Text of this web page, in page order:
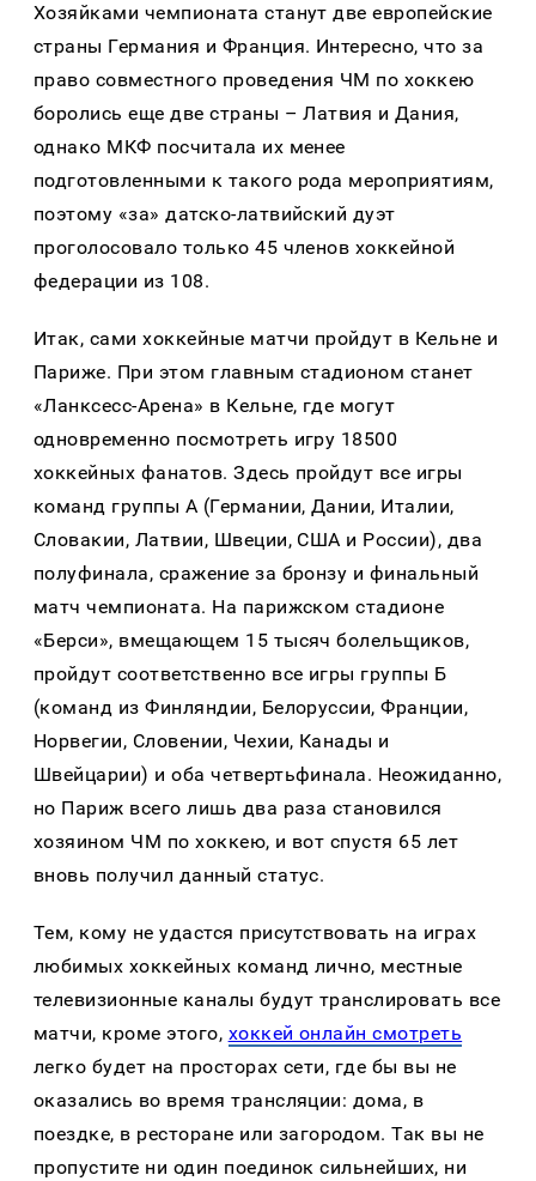
Хозяйками чемпионата станут две европейские
страны Германия и Франция. Интересно, что за
право совместного проведения ЧМ по хоккею
боролись еще две страны – Латвия и Дания,
однако МКФ посчитала их менее
подготовленными к такого рода мероприятиям,
поэтому «за» датско-латвийский дуэт
проголосовало только 45 членов хоккейной
федерации из 108.
Итак, сами хоккейные матчи пройдут в Кельне и
Париже. При этом главным стадионом станет
«Ланксесс-Арена» в Кельне, где могут
одновременно посмотреть игру 18500
хоккейных фанатов. Здесь пройдут все игры
команд группы А (Германии, Дании, Италии,
Словакии, Латвии, Швеции, США и России), два
полуфинала, сражение за бронзу и финальный
матч чемпионата. На парижском стадионе
«Берси», вмещающем 15 тысяч болельщиков,
пройдут соответственно все игры группы Б
(команд из Финляндии, Белоруссии, Франции,
Норвегии, Словении, Чехии, Канады и
Швейцарии) и оба четвертьфинала. Неожиданно,
но Париж всего лишь два раза становился
хозяином ЧМ по хоккею, и вот спустя 65 лет
вновь получил данный статус.
Тем, кому не удастся присутствовать на играх
любимых хоккейных команд лично, местные
телевизионные каналы будут транслировать все
матчи, кроме этого, хоккей онлайн смотреть
легко будет на просторах сети, где бы вы не
оказались во время трансляции: дома, в
поездке, в ресторане или загородом. Так вы не
пропустите ни один поединок сильнейших, ни